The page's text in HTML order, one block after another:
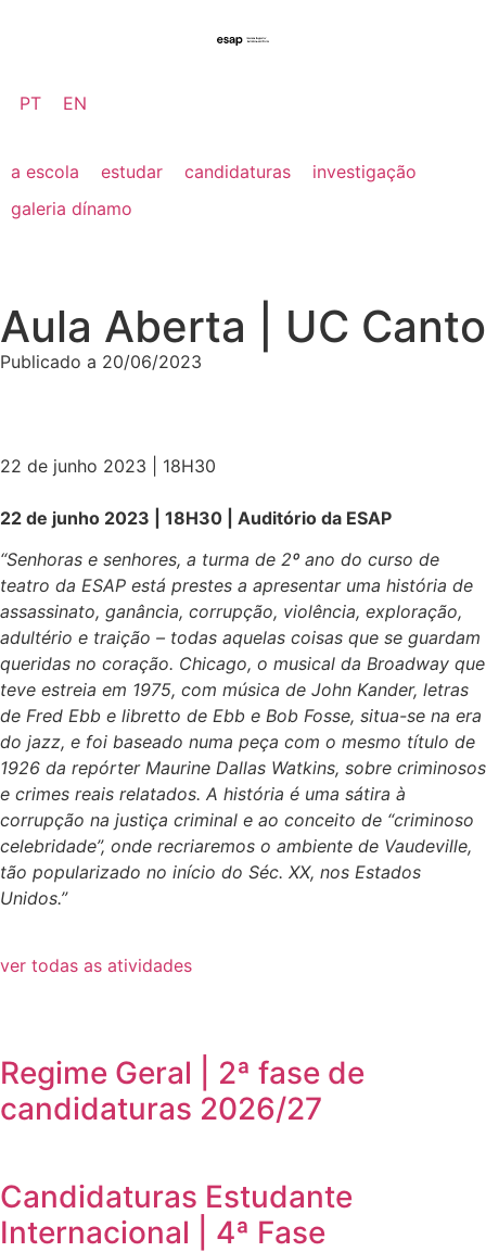
PT EN
a escola estudar candidaturas
investigação
galeria dínamo
Aula Aberta | UC Canto
Publicado a 20/06/2023
22 de junho 2023 | 18H30
22 de junho 2023 | 18H30 | Auditório da ESAP
“Senhoras e senhores, a turma de 2º ano do curso de
teatro da ESAP está prestes a apresentar uma história de
assassinato, ganância, corrupção, violência, exploração,
adultério e traição – todas aquelas coisas que se guardam
queridas no coração. Chicago, o musical da Broadway que
teve estreia em 1975, com música de John Kander, letras
de Fred Ebb e libretto de Ebb e Bob Fosse, situa-se na era
do jazz, e foi baseado numa peça com o mesmo título de
1926 da repórter Maurine Dallas Watkins, sobre criminosos
e crimes reais relatados. A história é uma sátira à
corrupção na justiça criminal e ao conceito de “criminoso
celebridade”, onde recriaremos o ambiente de Vaudeville,
tão popularizado no início do Séc. XX, nos Estados
Unidos.”
ver todas as atividades
Regime Geral | 2ª fase de
candidaturas 2026/27
Candidaturas Estudante
Internacional | 4ª Fase